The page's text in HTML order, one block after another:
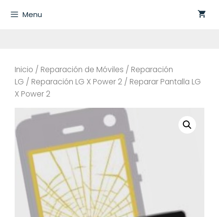
Menu
Inicio / Reparación de Móviles / Reparación
LG / Reparación LG X Power 2 / Reparar Pantalla LG
X Power 2